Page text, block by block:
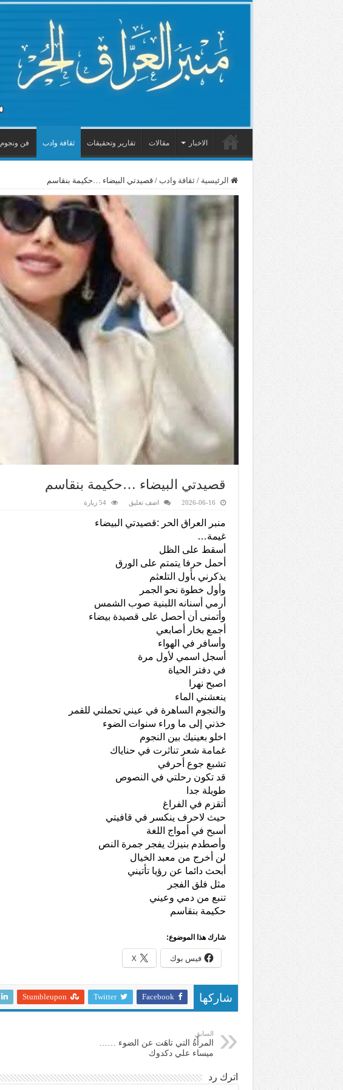
الاخبار مقالات تقارير وتحقيقات ثقافة وادب فن ونجوم
الرئيسية / ثقافة وادب / قصيدتي البيضاء …حكيمة بنقاسم
قصيدتي البيضاء …حكيمة بنقاسم
2026-06-16 اضف تعليق 54 زيارة
منبر العراق الحر :قصيدتي البيضاء
غيمة…
أسقط على الظل
أحمل حرفا يتمتم على الورق
يذكرني بأول التلعثم
وأول خطوة نحو الجمر
أرمي أسنانه اللبنية صوب الشمس
وأتمنى أن أحصل على قصيدة بيضاء
أجمع بخار أصابعي
وأسافر في الهواء
أسجل اسمي لأول مرة
في دفتر الحياة
اصبح نهرا
ينعشني الماء
والنجوم الساهرة في عيني تحملني للقمر
خذني إلى ما وراء سنوات الضوء
اخلو بعينيك بين النجوم
غمامة شعر تناثرت في حناياك
تشبع جوع أحرفي
قد تكون رحلتي في النصوص
طويلة جدا
أتقزم في الفراغ
حيث لاحرف ينكسر في قافيتي
أسبح في أمواج اللغة
وأصطدم بنيزك يفجر جمرة النص
لن أخرج من معبد الخيال
أبحث دائما عن رؤيا تأتيني
مثل فلق الفجر
تنبع من دمي وعيني
حكيمة بنقاسم
شارك هذا الموضوع:
فيس بوك X
شاركها Facebook
Twitter
Stumbleupon
السابق
المرأَةُ التي تاهَت عن الضوء ……
ميساء علي دكدوك
اترك رد